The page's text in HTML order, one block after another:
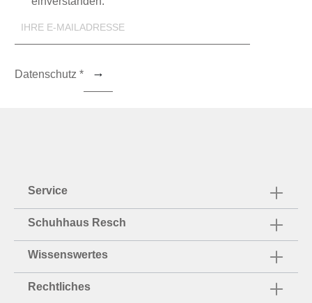
Datenschutz *
Service
Schuhhaus Resch
Wissenswertes
Rechtliches